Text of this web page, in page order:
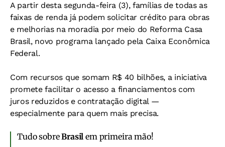
A partir desta segunda-feira (3), famílias de todas as
faixas de renda já podem solicitar crédito para obras
e melhorias na moradia por meio do Reforma Casa
Brasil, novo programa lançado pela Caixa Econômica
Federal.
Com recursos que somam R$ 40 bilhões, a iniciativa
promete facilitar o acesso a financiamentos com
juros reduzidos e contratação digital —
especialmente para quem mais precisa.
Tudo sobreBrasil em primeira mão!